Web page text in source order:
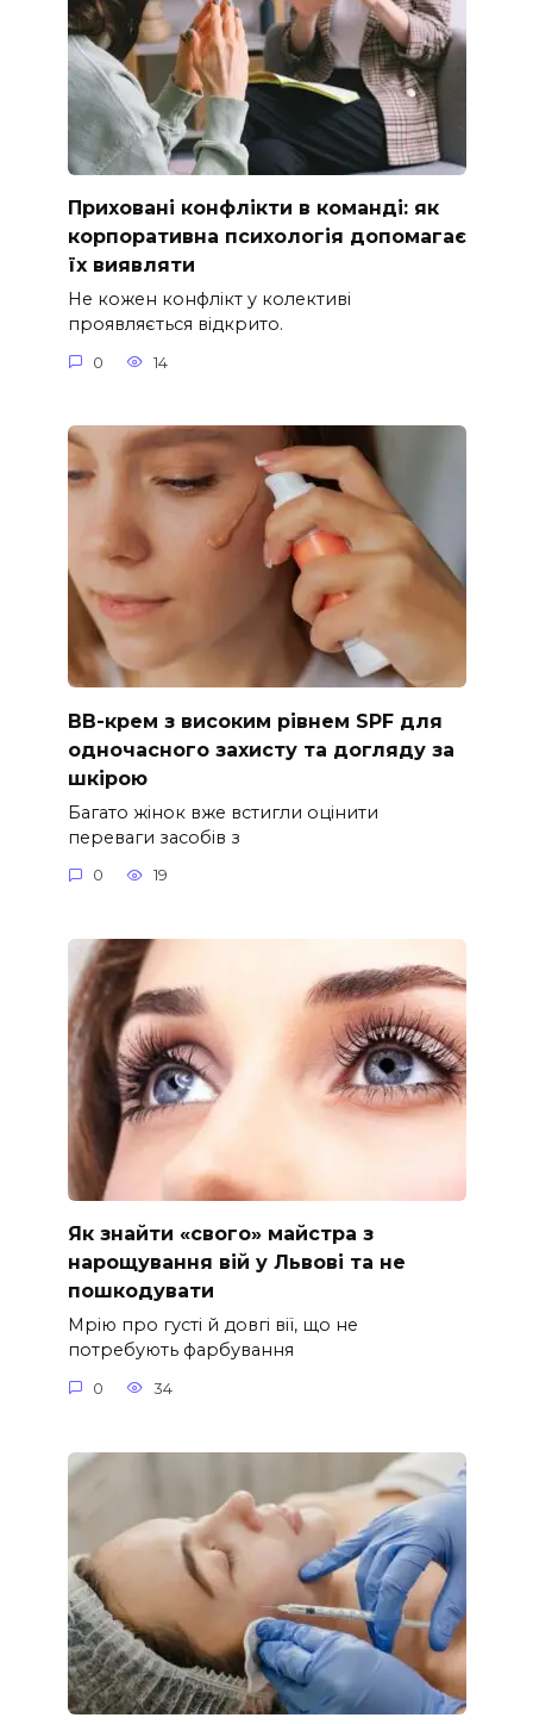
Приховані конфлікти в команді: як
корпоративна психологія допомагає
їх виявляти
Не кожен конфлікт у колективі
проявляється відкрито.
0 14
ВВ-крем з високим рівнем SPF для
одночасного захисту та догляду за
шкірою
Багато жінок вже встигли оцінити
переваги засобів з
0 19
Як знайти «свого» майстра з
нарощування вій у Львові та не
пошкодувати
Мрію про густі й довгі вії, що не
потребують фарбування
0 34